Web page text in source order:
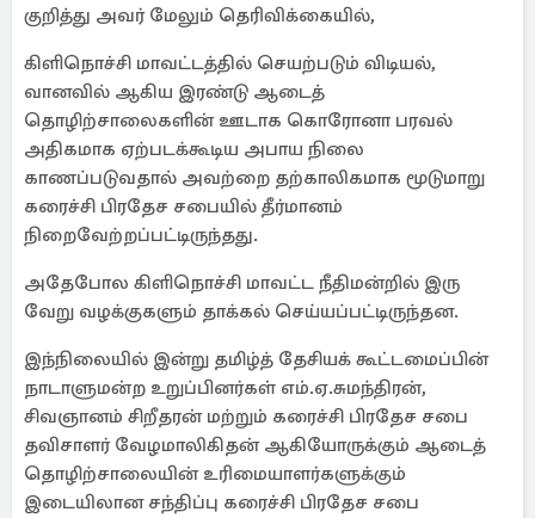
குறித்து அவர் மேலும் தெரிவிக்கையில்,
கிளிநொச்சி மாவட்டத்தில் செயற்படும் விடியல்,
வானவில் ஆகிய இரண்டு ஆடைத்
தொழிற்சாலைகளின் ஊடாக கொரோனா பரவல்
அதிகமாக ஏற்படக்கூடிய அபாய நிலை
காணப்படுவதால் அவற்றை தற்காலிகமாக மூடுமாறு
கரைச்சி பிரதேச சபையில் தீர்மானம்
நிறைவேற்றப்பட்டிருந்தது.
அதேபோல கிளிநொச்சி மாவட்ட நீதிமன்றில் இரு
வேறு வழக்குகளும் தாக்கல் செய்யப்பட்டிருந்தன.
இந்நிலையில் இன்று தமிழ்த் தேசியக் கூட்டமைப்பின்
நாடாளுமன்ற உறுப்பினர்கள் எம்.ஏ.சுமந்திரன்,
சிவஞானம் சிறீதரன் மற்றும் கரைச்சி பிரதேச சபை
தவிசாளர் வேழமாலிகிதன் ஆகியோருக்கும் ஆடைத்
தொழிற்சாலையின் உரிமையாளர்களுக்கும்
இடையிலான சந்திப்பு கரைச்சி பிரதேச சபை